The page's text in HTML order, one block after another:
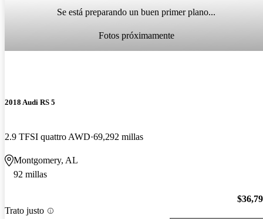
Se está preparando un buen primer plano...
Fotos próximamente
2018 Audi RS 5
2.9 TFSI quattro AWD 69,292 millas
Montgomery, AL
92 millas
Trato justo